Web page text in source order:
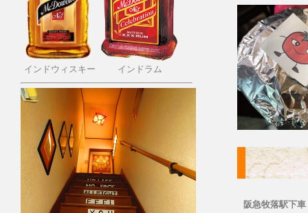
インドウィスキー インドラム
阪急牧落駅下